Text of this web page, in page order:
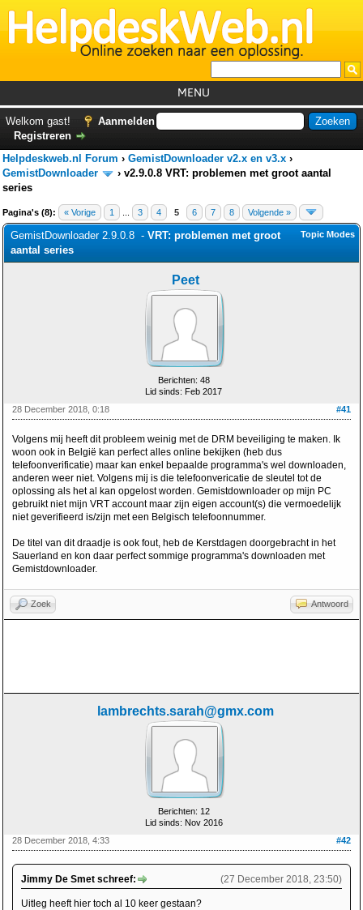
MENU
Foutcodes
GemistDownloader*
Welkom gast!
Aanmelden
Registreren
Helpdeskweb.nl Forum › GemistDownloader v2.x en v3.x ›
GemistDownloader
› v2.9.0.8 VRT: problemen met groot aantal
series
Pagina's (8): « Vorige 1 3 4 5 6 7 8 Volgende »
Topic Modes
GemistDownloader 2.9.0.8 - VRT: problemen met groot
aantal series
Peet
Berichten: 48
Lid sinds: Feb 2017
#41
28 December 2018, 0:18
Volgens mij heeft dit probleem weinig met de DRM beveiliging te maken. Ik
woon ook in België kan perfect alles online bekijken (heb dus
telefoonverificatie) maar kan enkel bepaalde programma's wel downloaden,
anderen weer niet. Volgens mij is die telefoonvericatie de sleutel tot de
oplossing als het al kan opgelost worden. Gemistdownloader op mijn PC
gebruikt niet mijn VRT account maar zijn eigen account(s) die vermoedelijk
niet geverifieerd is/zijn met een Belgisch telefoonnummer.
De titel van dit draadje is ook fout, heb de Kerstdagen doorgebracht in het
Sauerland en kon daar perfect sommige programma's downloaden met
Gemistdownloader.
Zoek Antwoord
lambrechts.sarah@gmx.com
Berichten: 12
Lid sinds: Nov 2016
#42
28 December 2018, 4:33
(27 December 2018, 23:50)
Jimmy De Smet schreef:
Uitleg heeft hier toch al 10 keer gestaan?